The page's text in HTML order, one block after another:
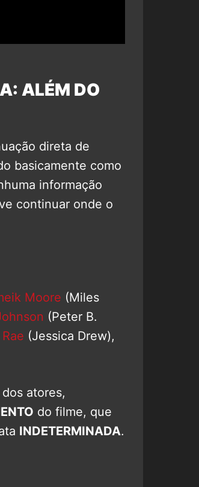
ALÉM DO
direta de
basicamente como
informação
continuar onde o
Moore (Miles
(Peter B.
(Jessica Drew),
atores,
do filme, que
INDETERMINADA.